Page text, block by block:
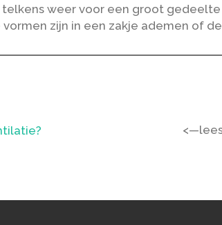
weer voor een groot
zijn in een zakje ademen of